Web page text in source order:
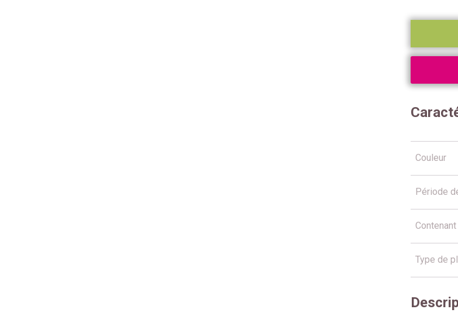
Couleur
Période
Contenant
Type de